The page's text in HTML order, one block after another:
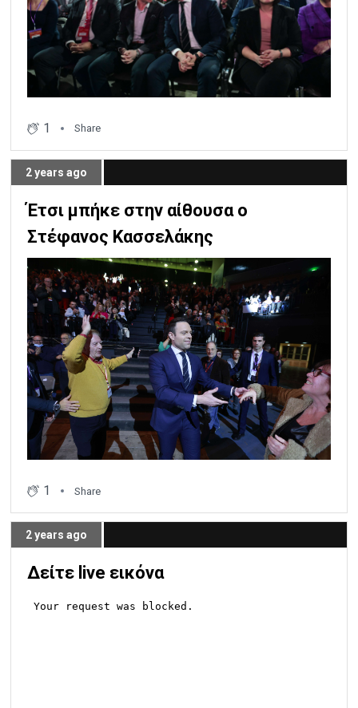
1 Share
2 years ago
Έτσι μπήκε στην αίθουσα ο
Στέφανος Κασσελάκης
1 Share
2 years ago
Δείτε live εικόνα